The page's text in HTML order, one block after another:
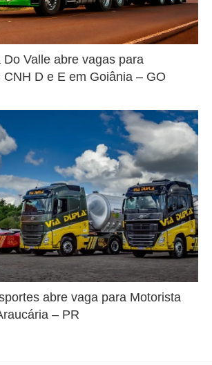
Do Valle abre vagas para
CNH D e E em Goiânia – GO
abre vaga para Motorista
– PR